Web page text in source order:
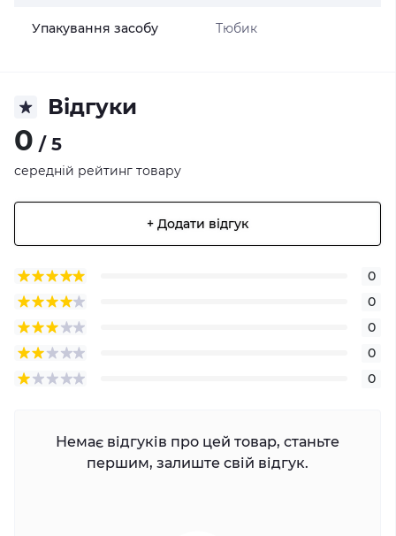
Упакування засобу Тюбик
Відгуки
0 / 5
середній рейтинг товару
+ Додати відгук
0
0
0
0
0
Немає відгуків про цей товар, станьте
першим, залиште свій відгук.